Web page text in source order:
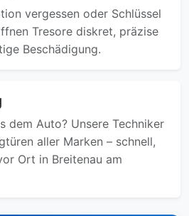
vergessen oder Schlüssel
Tresore diskret, präzise
Beschädigung.
dem Auto? Unsere Techniker
aller Marken – schnell,
Ort in Breitenau am